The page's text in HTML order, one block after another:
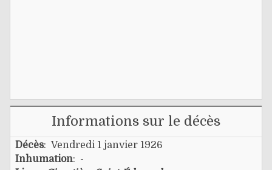
Informations sur le décès
Décès: Vendredi 1 janvier 1926
Inhumation: -